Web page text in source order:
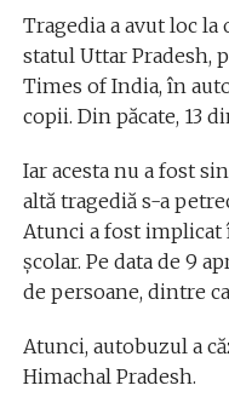
Tragedia a avut loc la
statul Uttar Pradesh,
Times of India, în
copii. Din păcate, 13
Iar acesta nu a fost
altă tragediă s-a
Atunci a fost implicat
școlar. Pe data de 9
de persoane, dintre
Atunci, autobuzul a
Himachal Pradesh.